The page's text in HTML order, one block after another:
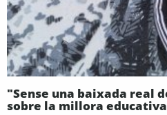
"Sense una baixada real
sobre la millora